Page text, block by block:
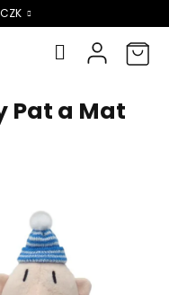
CZK
Pat a Mat